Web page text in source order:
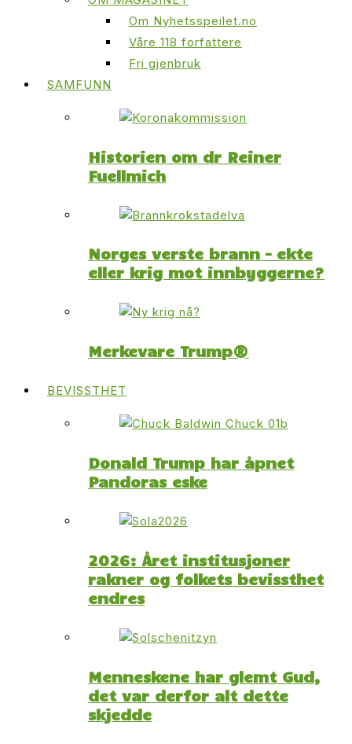
Om Nyhetsspeilet.no
Våre 118 forfattere
Fri gjenbruk
SAMFUNN
Historien om dr Reiner
Fuellmich
Norges verste brann – ekte
eller krig mot innbyggerne?
Merkevare Trump®
BEVISSTHET
Donald Trump har åpnet
Pandoras eske
2026: Året institusjoner
rakner og folkets bevissthet
endres
Menneskene har glemt Gud,
det var derfor alt dette
skjedde